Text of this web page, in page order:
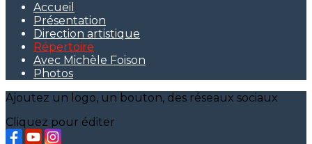
Accueil
Présentation
Direction artistique
Répertoire
Avec Michèle Foison
Photos
Ajoutez un logo, un bouton, des réseaux sociaux
Cliquez pour éditer